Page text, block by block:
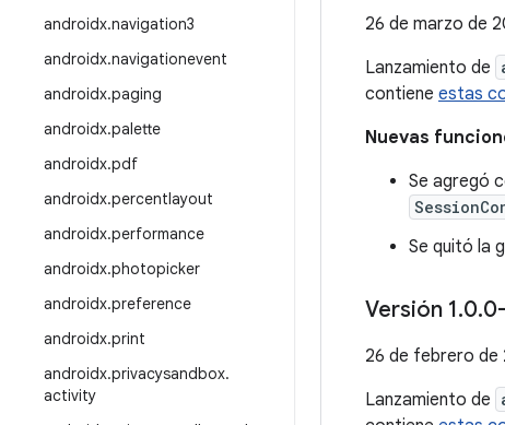
androidx.navigation3
androidx.navigationevent
androidx.paging
androidx.palette
androidx.pdf
androidx.percentlayout
androidx.performance
androidx.photopicker
androidx.preference
androidx.print
androidx.privacysandbox.
activity
26 de marzo de
Lanzamiento de
contiene estas
Nuevas
Se agregó
Se quitó la
Versión 1.0.
26 de febrero de
Lanzamiento de